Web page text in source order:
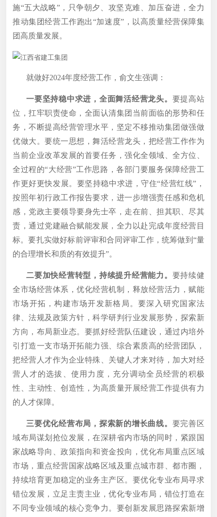
施“五大战略”，只争朝夕、攻坚克难、加压奋进，全力
推动集团经营工作跑出“加速度”，以高质量经营保障集
团高质量发展。
就做好2024年度经营工作，俞文生强调：
一要坚持稳中求进，全面舞活经营龙头。 要提高站
位，扛牢职责使命，全面认清集团当前面临的形势和任
务，不断提高经营管理水平，坚定不移推动集团做强做
优做大。要统一思想，舞活经营龙头，把经营工作作为
当前企业改革发展的首要任务，强化全领域、全方位、
全过程的“大经营”工作思路，各部门要服务保障经营工
作更好更快发展。要坚持稳中求进，守住“经营红线”，
按照年初行政工作报告要求，进一步增强责任感和危机
感，党政主要领导要身先士卒，走在前、担其职、尽其
责，通过党建融合赋能发展，全力以赴完成年度经营目
标。要扎实做好标前评审和合同评审工作，统筹做到“量
的合理增长和质的有效提升”。
二要加快经营转型，持续提升经营能力。 要持续健
全市场经营体系，优化经营机制，释放经营活力，赋能
市场开拓，构建市场开发新格局。要深入研究国家法
律、法规及政策方针，科学研判行业发展形势，探索新
方向，布局新业态。要抓好经营队伍建设，通过内培外
引打造一支市场开拓能力强、综合素质高的经营团队，
把经营人才作为企业特殊、关键人才来对待，加大对经
营人才的选拔、使用力度，充分调动全员经营的积极
性、主动性、创造性，为高质量开展经营工作提供有力
的人才保障。
三要优化经营布局，探索新的增长曲线。 要完善区
域布局谋划抢位发展，在深耕省内市场的同时，紧跟国
家战略导向、政策指向和资金投向，优化布局重点区域
市场，重点经营国家战略区域及重点城市群、都市圈，
持续培育更加稳定的业务主产区。要优化专业布局寻求
错位发展，立足主责主业，优化专业布局，错位打造在
不同专业领域的核心竞争力。要创新发展思路探索新增